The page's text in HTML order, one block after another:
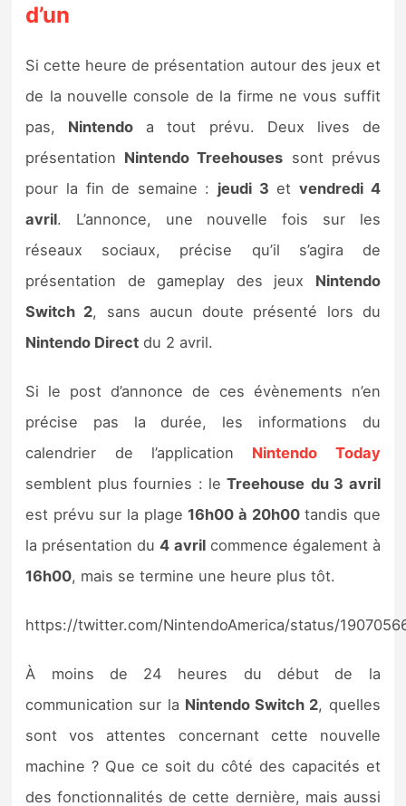
d’un
Si cette heure de présentation autour des jeux et
de la nouvelle console de la firme ne vous suffit
pas, Nintendo a tout prévu. Deux lives de
présentation Nintendo Treehouses sont prévus
pour la fin de semaine : jeudi 3 etvendredi 4
avril. L’annonce, une nouvelle fois sur les
réseaux sociaux, précise qu’il s’agira de
présentation de gameplay des jeux Nintendo
Switch 2, sans aucun doute présenté lors du
Nintendo Direct du 2 avril.
Si le post d’annonce de ces évènements n’en
précise pas la durée, les informations du
calendrier de l’application Nintendo Today
semblent plus fournies : leTreehouse du 3 avril
est prévu sur la plage16h00 à 20h00tandis que
la présentation du4 avrilcommence également à
16h00, mais se termine une heure plus tôt.
https://twitter.com/NintendoAmerica/status/
À moins de 24 heures du début de la
communication sur la Nintendo Switch 2, quelles
sont vos attentes concernant cette nouvelle
machine ? Que ce soit du côté des capacités et
des fonctionnalités de cette dernière, mais aussi